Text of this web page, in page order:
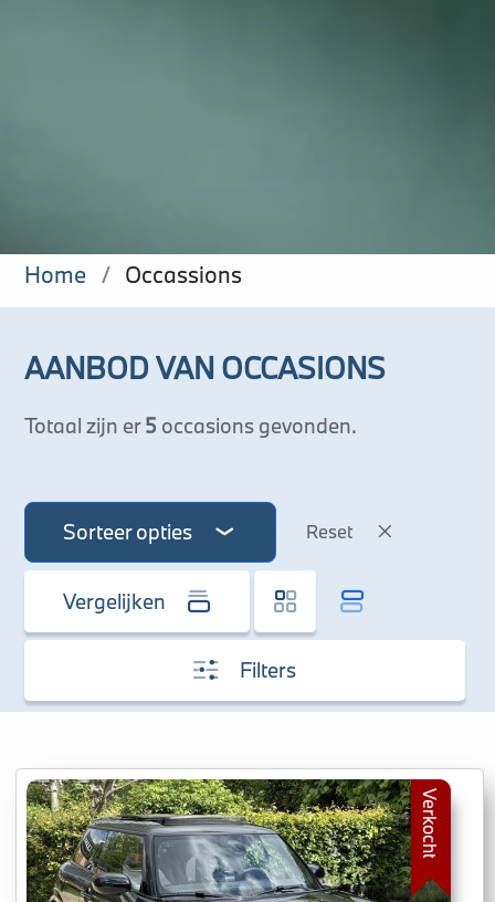
Home / Occassions
AANBOD VAN OCCASIONS
Totaal zijn er5 occasions gevonden.
Sorteer opties Reset
Vergelijken
Filters
Verkocht